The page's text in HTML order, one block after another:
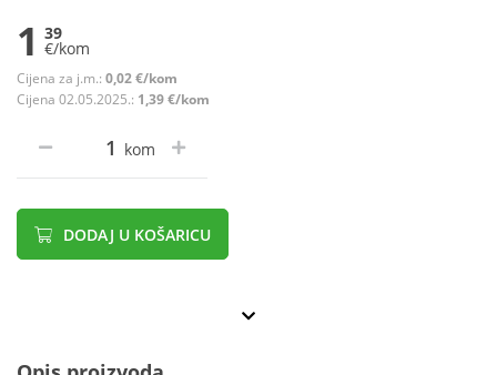
1 39
€/kom
Cijena za j.m.: 0,02 €/kom
Cijena 02.05.2025.: 1,39 €/kom
kom
DODAJ U KOŠARICU